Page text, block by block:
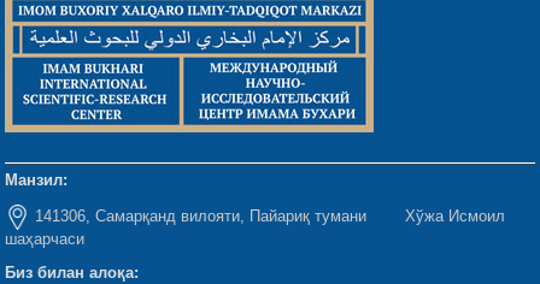
Манзил:
141306, Самарқанд вилояти, Пайариқ тумани Хўжа Исмоил
шаҳарчаси
Биз билан алоқа: